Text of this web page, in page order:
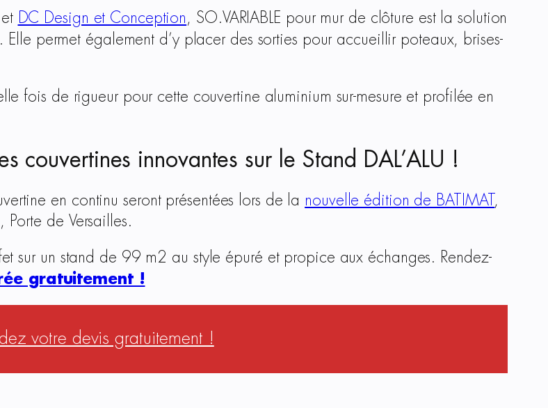
DC Design et Conception, SO.VARIABLE pour mur de clôture est la solution
Elle permet également d’y placer des sorties pour accueillir poteaux, brises-
fois de rigueur pour cette couvertine aluminium sur-mesure et profilée en
couvertines innovantes sur le Stand DAL’ALU !
en continu seront présentées lors de la nouvelle édition de BATIMAT,
de Versailles.
sur un stand de 99 m2 au style épuré et propice aux échanges. Rendez-
gratuitement !
votre devis gratuitement !